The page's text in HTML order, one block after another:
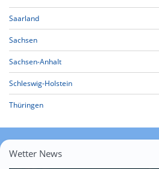
Saarland
Sachsen
Sachsen-Anhalt
Schleswig-Holstein
Thüringen
Wetter News